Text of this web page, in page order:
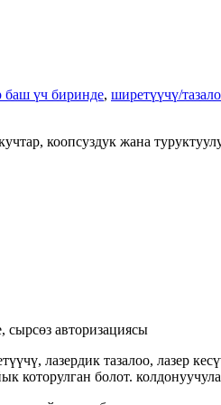
баш үч биринде, ширетүүчү/
коопсуздук жана
сырсөз авторизациясы
лазердик тазалоо, лазер
которулган болот.